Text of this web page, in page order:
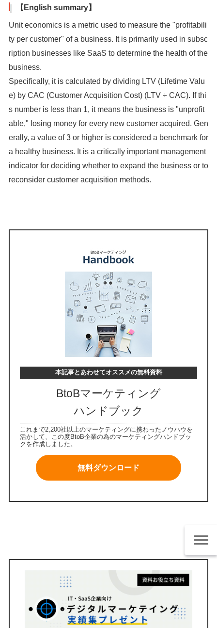
【English summary】
Unit economics is a metric used to measure the "profitabili
ty per customer" of a business. It is primarily used in subsc
ription businesses like SaaS to determine the health of the
business.
Specifically, it is calculated by dividing LTV (Lifetime Valu
e) by CAC (Customer Acquisition Cost) (LTV ÷ CAC). If thi
s number is less than 1, it means the business is "unprofit
able," losing money for every new customer acquired. Gen
erally, a value of 3 or higher is considered a benchmark for
a healthy business. It is a critically important management
indicator for deciding whether to expand the business or to
reconsider customer acquisition methods.
本記事とあわせてオススメの無料資料
BtoBマーケティング
ハンドブック
これまで2,200社以上のマーケティングに携わったノウハウを
活かして、この度BtoB企業の為のマーケティングハンドブッ
クを作成しました。
無料ダウンロード